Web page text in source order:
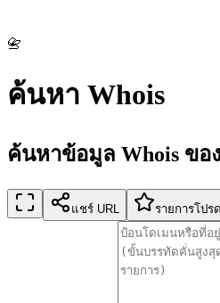
📇
ค้นหา Whois
ค้นหาข้อมูล Whois ขอ
แชร์ URL รายการโปรด